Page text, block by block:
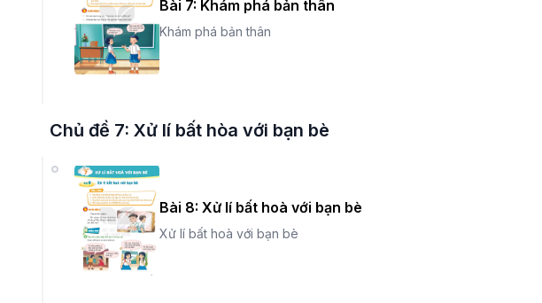
Bài 7: Khám phá bản thân
Khám phá bản thân
Chủ đề 7: Xử lí bất hòa với bạn bè
Bài 8: Xử lí bất hoà với bạn bè
Xử lí bất hoà với bạn bè